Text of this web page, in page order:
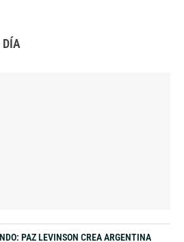
PAZ LEVINSON CREA ARGENTINA